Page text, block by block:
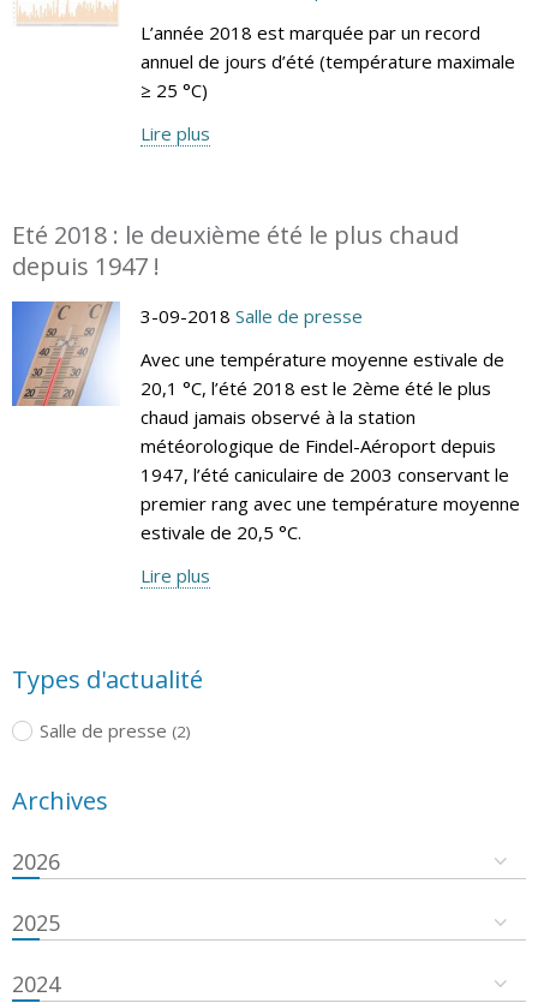
L’année 2018 est marquée par un record
annuel de jours d’été (température maximale
≥ 25 °C)
Lire plus
Eté 2018 : le deuxième été le plus chaud
depuis 1947 !
3-09-2018 Salle de presse
Avec une température moyenne estivale de
20,1 °C, l’été 2018 est le 2ème été le plus
chaud jamais observé à la station
météorologique de Findel-Aéroport depuis
1947, l’été caniculaire de 2003 conservant le
premier rang avec une température moyenne
estivale de 20,5 °C.
Lire plus
Types d'actualité
Salle de presse (2)
Archives
2026
2025
2024